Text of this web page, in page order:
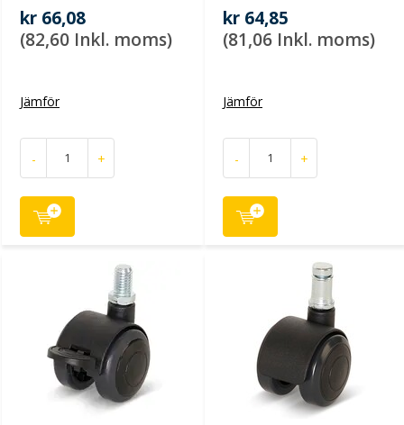
kr 66,08
(82,60 Inkl. moms)
Jämför
- +
kr 64,85
(81,06 Inkl. moms)
Jämför
- +